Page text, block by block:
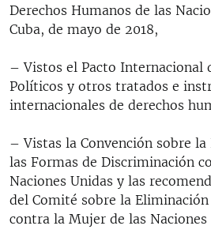
Derechos Humanos de las
Cuba, de mayo de 2018,
– Vistos el Pacto Internacional
Políticos y otros tratados e
internacionales de derechos
– Vistas la Convención sobre
las Formas de Discriminación
Naciones Unidas y las
del Comité sobre la
contra la Mujer de las Naciones